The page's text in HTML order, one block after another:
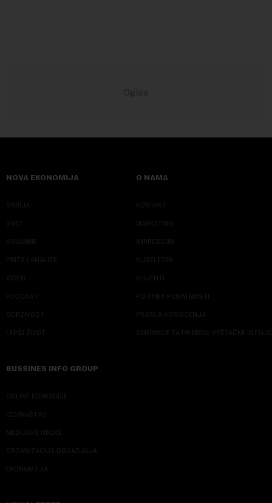
NOVA EKONOMIJA
SRBIJA
SVET
KOLUMNE
PRIČE I ANALIZE
VIDEO
PODCAST
ODRŽIVOST
LEPŠI ŽIVOT
O NAMA
KONTAKT
MARKETING
IMPRESSUM
NJUZLETER
KLIJENTI
POLITIKA PRIVATNOSTI
PRAVILA KORIŠĆENJA
SMERNICE ZA PRIMENU VEŠTAČKE
BUSSINES INFO GROUP
ONLINE EDUKACIJE
IZDAVAŠTVO
MEDIJSKE OBUKE
ORGANIZACIJA DOGADJAJA
EKONOM I JA